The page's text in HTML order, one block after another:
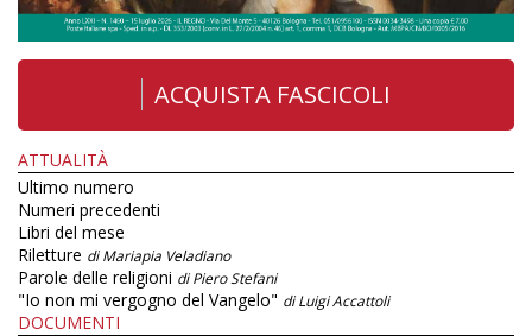
ACQUISTA FASCICOLI
ATTUALITÀ
Ultimo numero
Numeri precedenti
Libri del mese
Riletture di Mariapia Veladiano
Parole delle religioni di Piero Stefani
"Io non mi vergogno del Vangelo" di Luigi Accattoli
DOCUMENTI